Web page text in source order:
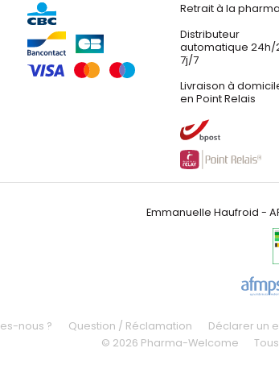
Retrait à la
Distributeur
automatique 24h/
7j/7
Livraison à
en Point Relais
Emmanuelle Haufroid -
nous ? Question / Réclamation Déclarer un
© 2026 Pharma-Welcome